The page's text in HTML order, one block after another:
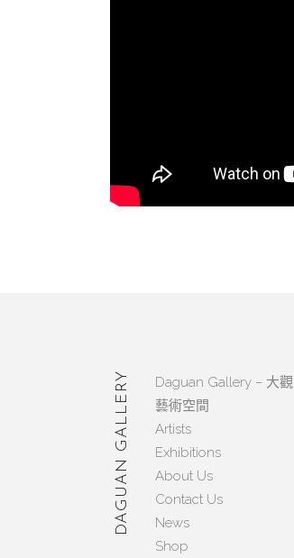
DAGUAN GALLERY
Daguan Gallery – 大觀
藝術空間
Artists
Exhibitions
About Us
Contact Us
News
Shop